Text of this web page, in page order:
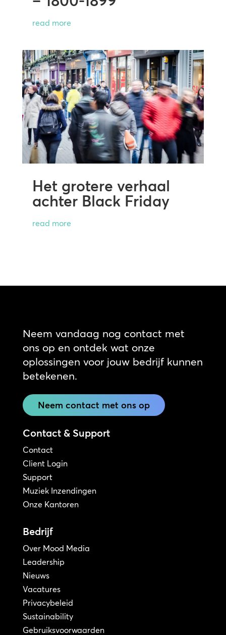
read more
Het grotere verhaal
achter Black Friday
read more
Neem vandaag nog contact met
ons op en ontdek wat onze
oplossingen voor jouw bedrijf kunnen
betekenen.
Neem contact met ons op
Contact & Support
Contact
Client Login
Support
Muziek Inzendingen
Onze Kantoren
Bedrijf
Over Mood Media
Leadership
Nieuws
Vacatures
Privacybeleid
Sustainability
Gebruiksvoorwaarden